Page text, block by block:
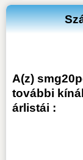
A(z)
további
árlistái :